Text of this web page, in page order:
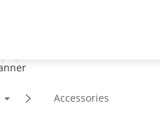
Accessories